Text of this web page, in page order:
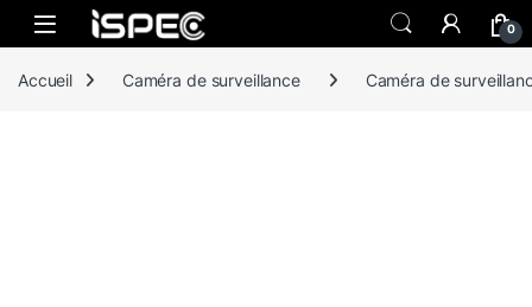
Skip to navigation
Skip to content
0
Accueil Caméra de surveillance Caméra de